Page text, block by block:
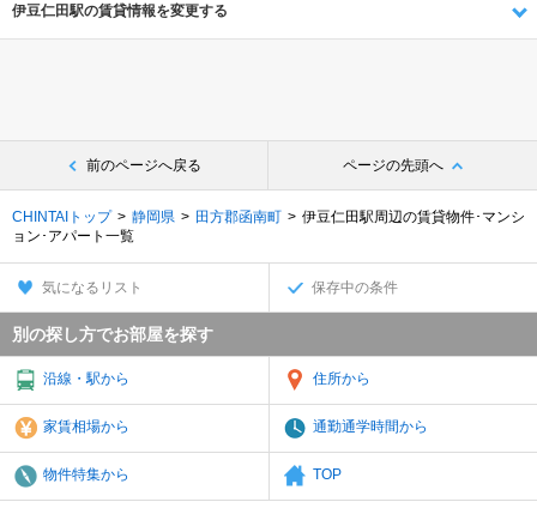
伊豆仁田駅の賃貸情報を変更する
前のページへ戻る ページの先頭へ
CHINTAIトップ 静岡県 田方郡函南町
伊豆仁田駅周辺の賃貸物件･マンシ
ョン･アパート一覧
気になるリスト 保存中の条件
別の探し方でお部屋を探す
沿線・駅から 住所から
家賃相場から 通勤通学時間から
物件特集から TOP